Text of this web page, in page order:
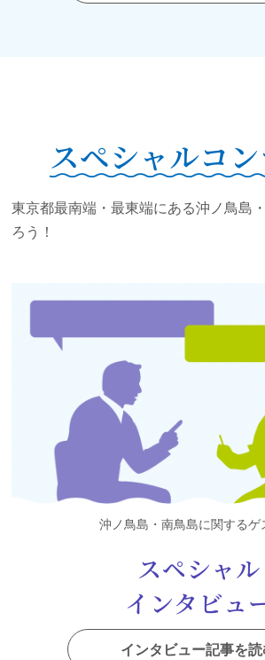
スペシャルコ
東京都最南端・最東端にある沖ノ鳥島
ろう！
沖ノ鳥島・南鳥島に関するゲ
スペシャル
インタビュ
インタビュー記事を